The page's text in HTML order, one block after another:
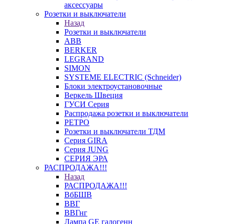
аксессуары
Розетки и выключатели
Назад
Розетки и выключатели
ABB
BERKER
LEGRAND
SIMON
SYSTEME ELECTRIC (Schneider)
Блоки электроустановочные
Веркель Швеция
ГУСИ Серия
Распродажа розетки и выключатели
РЕТРО
Розетки и выключатели ТДМ
Серия GIRA
Серия JUNG
СЕРИЯ ЭРА
РАСПРОДАЖА!!!
Назад
РАСПРОДАЖА!!!
ВбБШВ
ВВГ
ВВГнг
Лампа GE галогенн